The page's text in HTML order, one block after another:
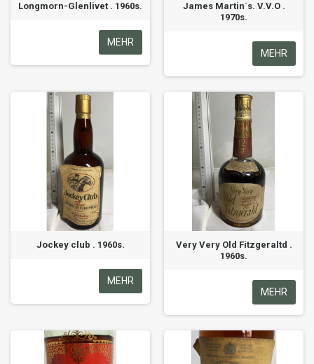
Longmorn-Glenlivet . 1960s.
MEHR
James Martin´s. V.V.O .
1970s.
MEHR
Jockey club . 1960s.
MEHR
Very Very Old Fitzgeraltd .
1960s.
MEHR